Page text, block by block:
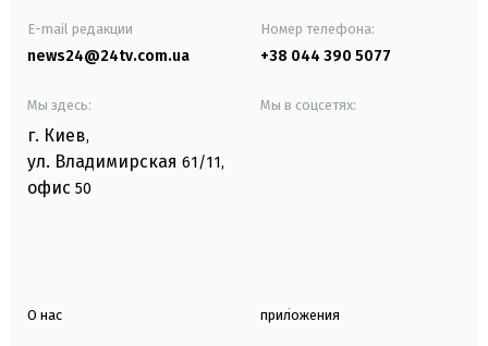
E-mail редакции
news24@24tv.com.ua
Номер телефона:
+38 044 390 5077
Мы здесь:
г. Киев,
ул. Владимирская 61/11,
офис 50
Мы в соцсетях:
О нас приложения